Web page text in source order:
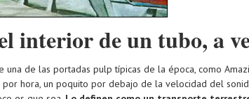
interior de un tubo, a
una de las portadas pulp típicas de la época, como
hora, un poquito por debajo de la velocidad del